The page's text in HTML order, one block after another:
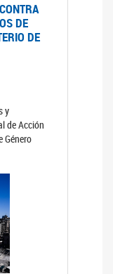
DE
DE
y
de Acción
Género